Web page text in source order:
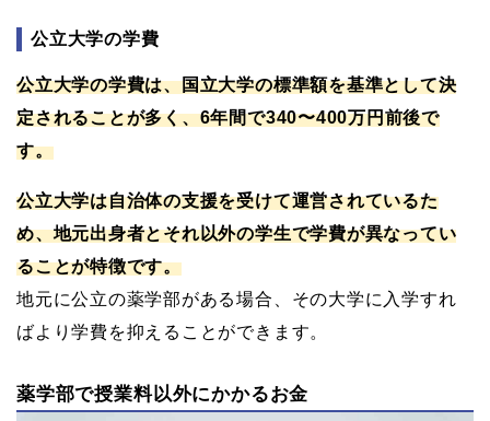
公立大学の学費
公立大学の学費は、国立大学の標準額を基準として決
定されることが多く、6年間で340〜400万円前後で
す。
公立大学は自治体の支援を受けて運営されているた
め、地元出身者とそれ以外の学生で学費が異なってい
ることが特徴です。
地元に公立の薬学部がある場合、その大学に入学すれ
ばより学費を抑えることができます。
薬学部で授業料以外にかかるお金